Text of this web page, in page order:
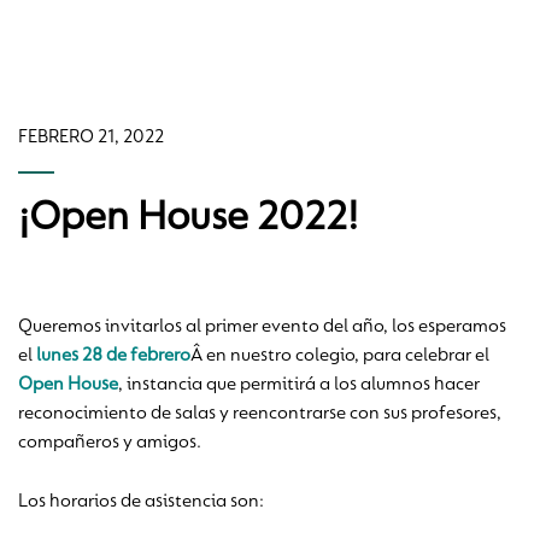
FEBRERO 21, 2022
¡Open House 2022!
Queremos invitarlos al primer evento del año, los esperamos
el lunes 28 de febreroÂ en nuestro colegio, para celebrar el
Open House, instancia que permitirá a los alumnos hacer
reconocimiento de salas y reencontrarse con sus profesores,
compañeros y amigos.
Los horarios de asistencia son: